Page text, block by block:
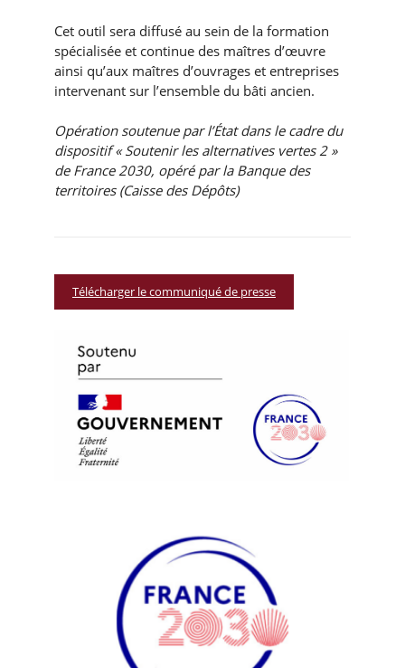
Cet outil sera diffusé au sein de la formation
spécialisée et continue des maîtres d’œuvre
ainsi qu’aux maîtres d’ouvrages et entreprises
intervenant sur l’ensemble du bâti ancien.
Opération soutenue par l’État dans le cadre du
dispositif « Soutenir les alternatives vertes 2 »
de France 2030, opéré par la Banque des
territoires (Caisse des Dépôts)
Télécharger le communiqué de presse